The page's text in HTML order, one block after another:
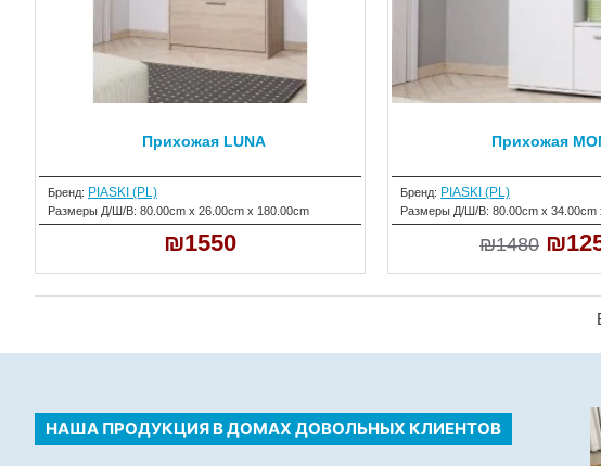
Бренд: PIASKI (PL)
Размеры Д/Ш/В: 80.00cm x 26.00cm x 180.00cm
Прихожая LUNA
₪1550
Бренд: PIASKI (PL)
Размеры Д/Ш/В: 80.00cm x 34.00cm
Прихожая
₪1480
НАША ПРОДУКЦИЯ В ДОМАХ ДОВОЛЬНЫХ КЛИЕНТОВ